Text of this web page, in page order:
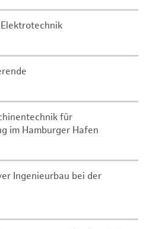
für
im Hamburger Hafen
Ingenieurbau bei der